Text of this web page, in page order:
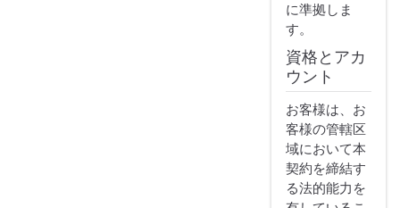
に準拠しま
す。
資格とアカ
ウント
お客様は、お
客様の管轄区
域において本
契約を締結す
る法的能力を